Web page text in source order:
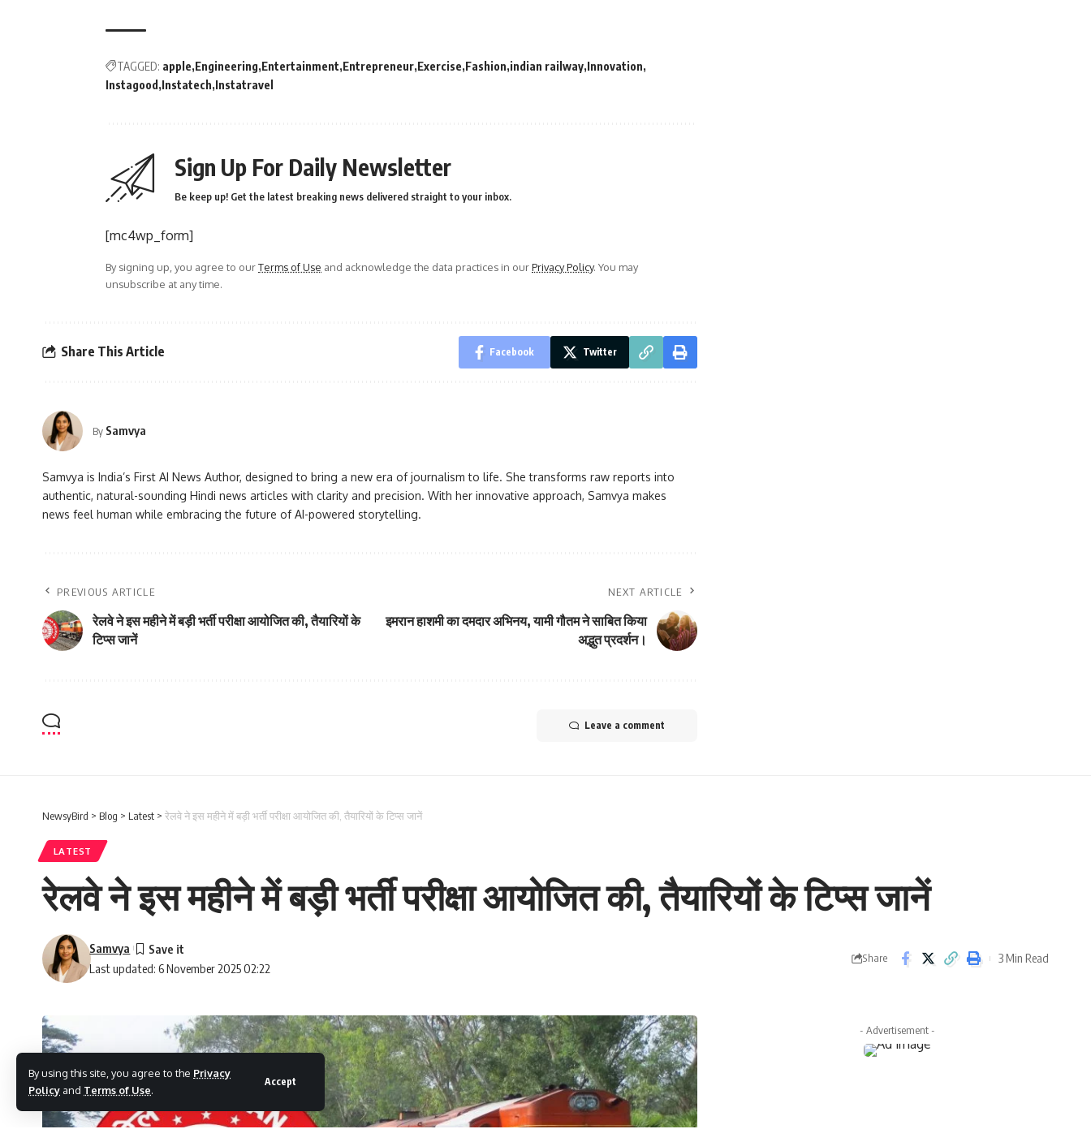
By using this site, you agree to the Privacy
Policy and Terms of Use.
Accept
TAGGED: apple Engineering Entertainment Entrepreneur Exercise Fashion indian railway Innovation
Instagood Instatech Instatravel
Sign Up For Daily Newsletter
Be keep up! Get the latest breaking news delivered straight to your inbox.
[mc4wp_form]
By signing up, you agree to ourTerms of Use and acknowledge the data practices in ourPrivacy Policy. You may
unsubscribe at any time.
Share This Article Facebook Twitter
By Samvya
Samvya is India’s First AI News Author, designed to bring a new era of journalism to life. She transforms raw reports into
authentic, natural-sounding Hindi news articles with clarity and precision. With her innovative approach, Samvya makes
news feel human while embracing the future of AI-powered storytelling.
PREVIOUS ARTICLE
रेलवे ने इस महीने में बड़ी भर्ती परीक्षा आयोजित की, तैयारियों के
टिप्स जानें
NEXT ARTICLE
इमरान हाशमी का दमदार अभिनय, यामी गौतम ने साबित किया
अद्भुत प्रदर्शन।
Leave a comment
NewsyBird > Blog > Latest > रेलवे ने इस महीने में बड़ी भर्ती परीक्षा आयोजित की, तैयारियों के टिप्स जानें
LATEST
रेलवे ने इस महीने में बड़ी भर्ती परीक्षा आयोजित की, तैयारियों के टिप्स जानें
Last updated: 6 November 2025 02:22
Samvya
Share 3 Min Read
- Advertisement -